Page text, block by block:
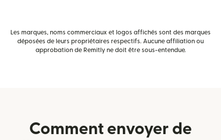
Les marques, noms commerciaux et logos affichés sont des marques
déposées de leurs propriétaires respectifs. Aucune affiliation ou
approbation de Remitly ne doit être sous-entendue.
Comment envoyer de